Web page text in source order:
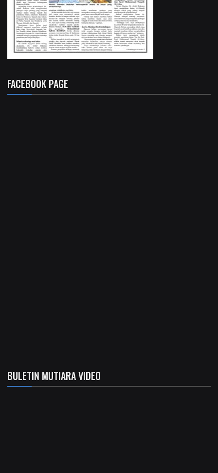
FACEBOOK PAGE
BULETIN MUTIARA VIDEO